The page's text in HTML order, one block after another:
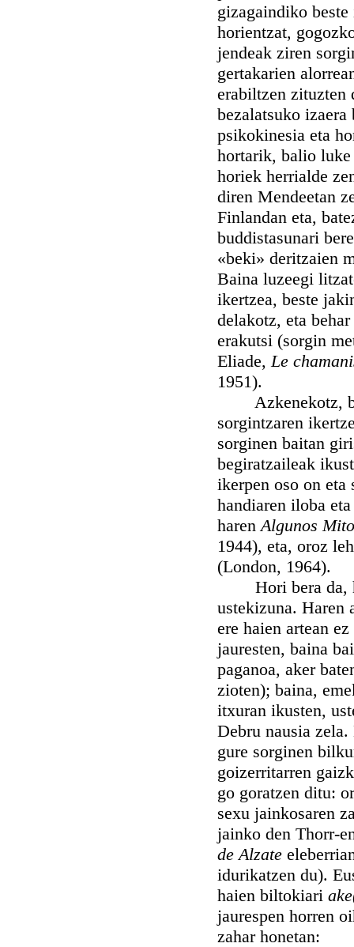
gizagaindiko
horientzat,
jendeak ziren
gertakarien
erabiltzen zituzten
bezalatsuko izaera
psikokinesia eta
hortarik, balio luke
horiek herrialde
diren Mendeetan
Finlandan eta,
buddistasunari
«beki» deritzaien
Baina luzeegi
ikertzea, beste
delakotz, eta
erakutsi (sorgin
Eliade,Le
1951).
Azkenekotz,
sorgintzaren
sorginen baitan
begiratzaileak
ikerpen oso on
handiaren iloba
harenAlgunos
1944), eta, oroz
(London, 1964).
Hori bera da,
ustekizuna. Haren
ere haien artean
jauresten, baina
paganoa, aker
zioten); baina,
itxuran ikusten,
Debru nausia
gure sorginen
goizerritarren
go goratzen ditu:
sexu jainkosaren
jainko den Thorr-
de Alzate
idurikatzen du).
haien biltokiari
jaurespen horren
zahar honetan: